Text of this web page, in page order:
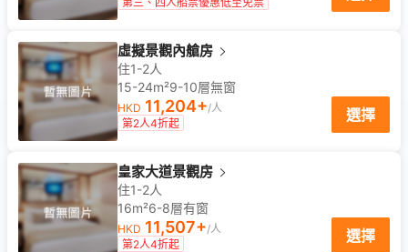
虛擬景觀內艙房
住1-2人
15-24m²9-10層無窗
HKD 11,204+/人
第2人4折起
選擇
皇家大道景觀房
住1-2人
16m²6-8層有窗
HKD 11,507+/人
第2人4折起
選擇